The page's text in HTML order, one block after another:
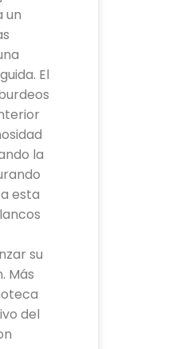
un
El
la
esta
su
Más
del